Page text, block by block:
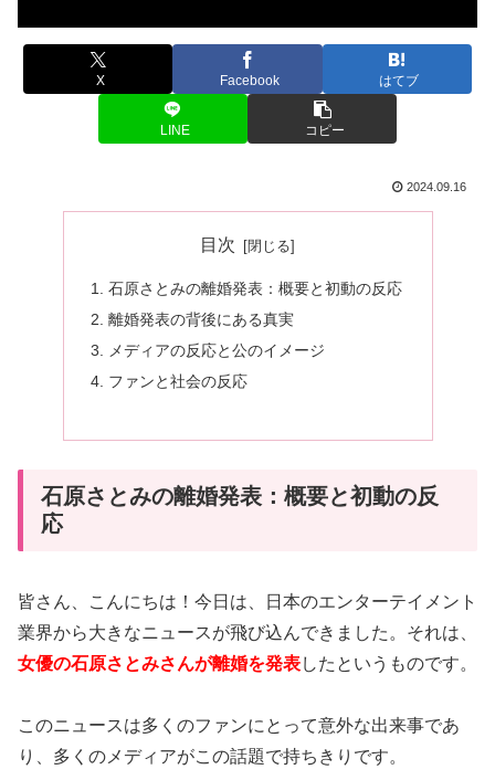
X Facebook はてブ
LINE コピー
2024.09.16
目次
石原さとみの離婚発表：概要と初動の反応
離婚発表の背後にある真実
メディアの反応と公のイメージ
ファンと社会の反応
石原さとみの離婚発表：概要と初動の反
応
皆さん、こんにちは！今日は、日本のエンターテイメント
業界から大きなニュースが飛び込んできました。それは、
女優の石原さとみさんが離婚を発表したというものです。
このニュースは多くのファンにとって意外な出来事であ
り、多くのメディアがこの話題で持ちきりです。